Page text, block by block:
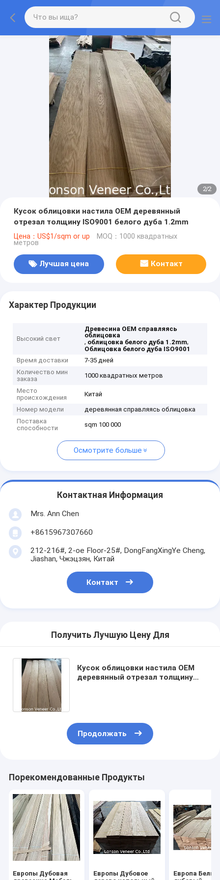
2/2
Кусок облицовки настила OEM деревянный
отрезал толщину ISO9001 белого дуба 1.2mm
Цена：US$1/sqm or up MOQ：1000 квадратных
метров
Лучшая цена Контакт
Характер Продукции
Высокий свет
Древесина OEM справляясь
облицовка
, облицовка белого дуба 1.2mm,
Облицовка белого дуба ISO9001
Время доставки
7-35 дней
Количество мин
заказа
1000 квадратных метров
Место
происхождения
Китай
Номер модели
деревянная справляясь облицовка
Поставка
способности
sqm 100 000
Осмотрите больше
Контактная Информация
Mrs. Ann Chen
+8615967307660
212-216#, 2-ое Floor-25#, DongFangXingYe Cheng,
Jiashan, Чжэцзян, Китай
Контакт
Получить Лучшую Цену Для
Кусок облицовки настила OEM
деревянный отрезал толщину
Продолжать
Порекомендованные Продукты
Европы Дубовая
Европы Дубовое
Европа Белый